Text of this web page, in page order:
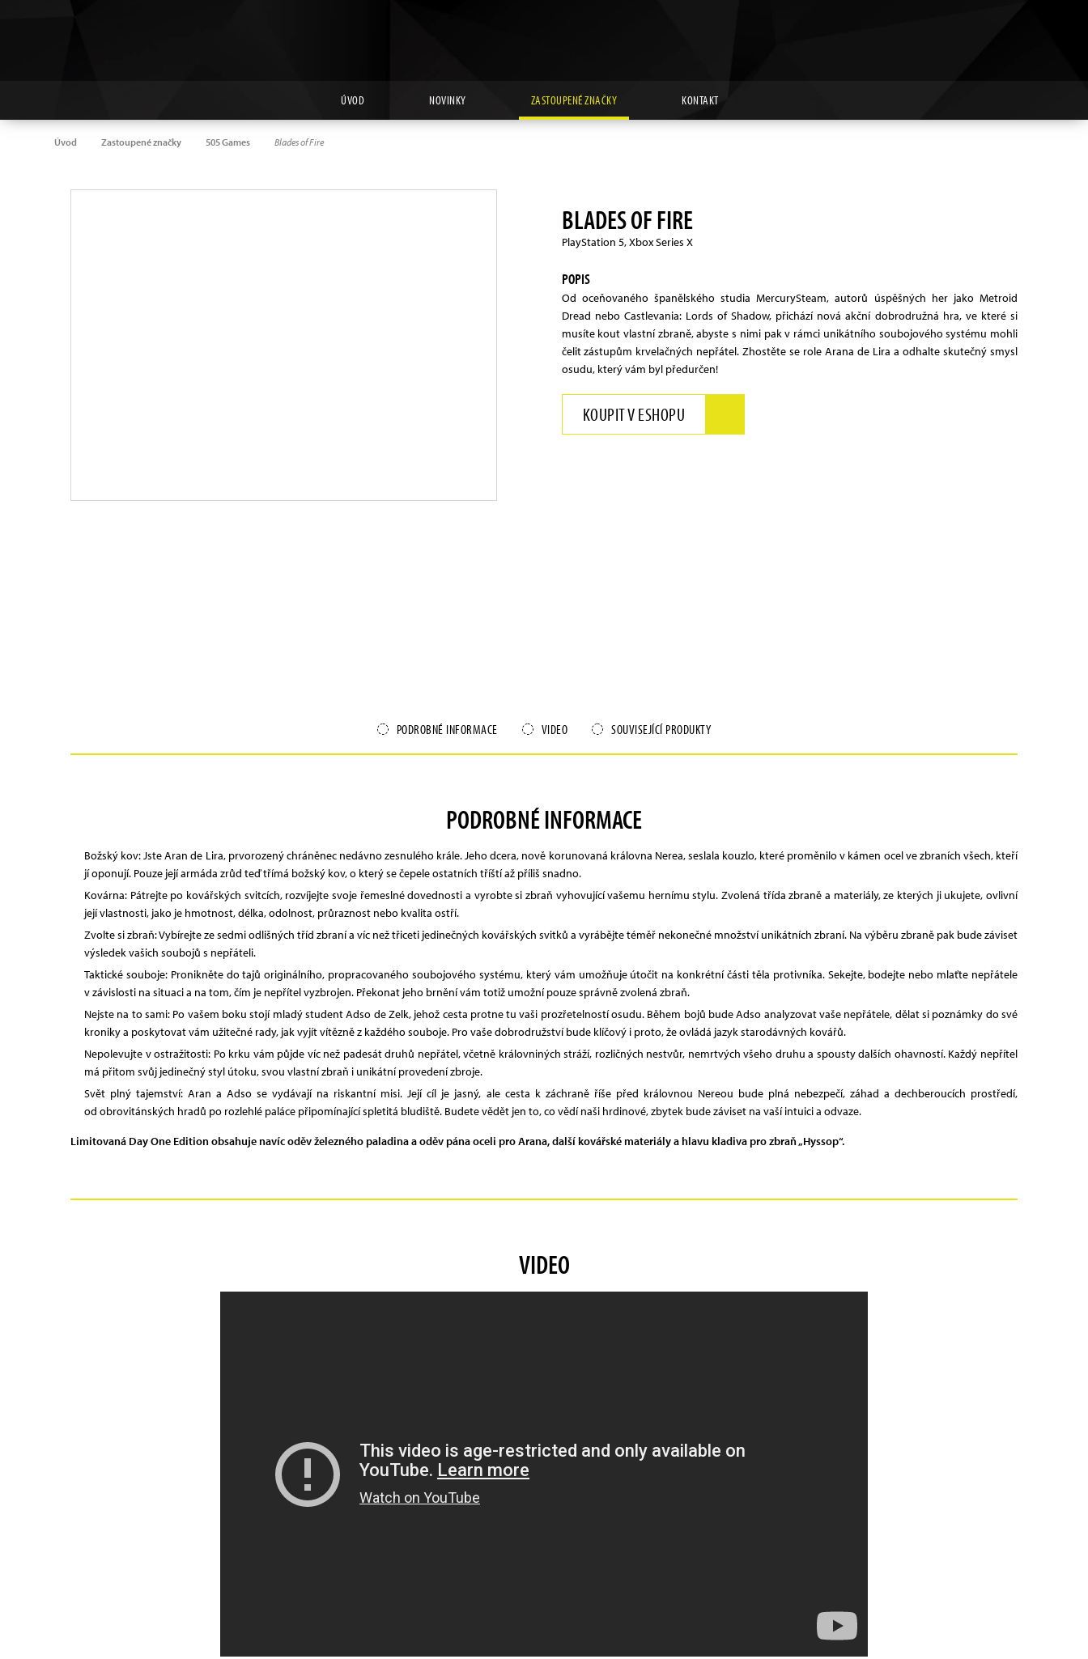
ÚVOD NOVINKY ZASTOUPENÉ ZNAČKY KONTAKT
Úvod Zastoupené značky 505 Games Blades of Fire
BLADES OF FIRE
PlayStation 5, Xbox Series X
POPIS
Od oceňovaného španělského studia MercurySteam, autorů úspěšných her jako Metroid
Dread nebo Castlevania: Lords of Shadow, přichází nová akční dobrodružná hra, ve které si
musíte kout vlastní zbraně, abyste s nimi pak v rámci unikátního soubojového systému mohli
čelit zástupům krvelačných nepřátel. Zhostěte se role Arana de Lira a odhalte skutečný smysl
osudu, který vám byl předurčen!
KOUPIT V ESHOPU
PODROBNÉ INFORMACE VIDEO SOUVISEJÍCÍ PRODUKTY
PODROBNÉ INFORMACE
Božský kov: Jste Aran de Lira, prvorozený chráněnec nedávno zesnulého krále. Jeho dcera, nově korunovaná královna Nerea, seslala kouzlo, které proměnilo v kámen ocel ve zbraních všech, kteří
jí oponují. Pouze její armáda zrůd teď třímá božský kov, o který se čepele ostatních tříští až příliš snadno.
Kovárna: Pátrejte po kovářských svitcích, rozvíjejte svoje řemeslné dovednosti a vyrobte si zbraň vyhovující vašemu hernímu stylu. Zvolená třída zbraně a materiály, ze kterých ji ukujete, ovlivní
její vlastnosti, jako je hmotnost, délka, odolnost, průraznost nebo kvalita ostří.
Zvolte si zbraň: Vybírejte ze sedmi odlišných tříd zbraní a víc než třiceti jedinečných kovářských svitků a vyrábějte téměř nekonečné množství unikátních zbraní. Na výběru zbraně pak bude záviset
výsledek vašich soubojů s nepřáteli.
Taktické souboje: Pronikněte do tajů originálního, propracovaného soubojového systému, který vám umožňuje útočit na konkrétní části těla protivníka. Sekejte, bodejte nebo mlaťte nepřátele
v závislosti na situaci a na tom, čím je nepřítel vyzbrojen. Překonat jeho brnění vám totiž umožní pouze správně zvolená zbraň.
Nejste na to sami: Po vašem boku stojí mladý student Adso de Zelk, jehož cesta protne tu vaši prozřetelností osudu. Během bojů bude Adso analyzovat vaše nepřátele, dělat si poznámky do své
kroniky a poskytovat vám užitečné rady, jak vyjít vítězně z každého souboje. Pro vaše dobrodružství bude klíčový i proto, že ovládá jazyk starodávných kovářů.
Nepolevujte v ostražitosti: Po krku vám půjde víc než padesát druhů nepřátel, včetně královniných stráží, rozličných nestvůr, nemrtvých všeho druhu a spousty dalších ohavností. Každý nepřítel
má přitom svůj jedinečný styl útoku, svou vlastní zbraň i unikátní provedení zbroje.
Svět plný tajemství: Aran a Adso se vydávají na riskantní misi. Její cíl je jasný, ale cesta k záchraně říše před královnou Nereou bude plná nebezpečí, záhad a dechberoucích prostředí,
od obrovitánských hradů po rozlehlé paláce připomínající spletitá bludiště. Budete vědět jen to, co vědí naši hrdinové, zbytek bude záviset na vaší intuici a odvaze.
Limitovaná Day One Edition obsahuje navíc oděv železného paladina a oděv pána oceli pro Arana, další kovářské materiály a hlavu kladiva pro zbraň „Hyssop“.
VIDEO